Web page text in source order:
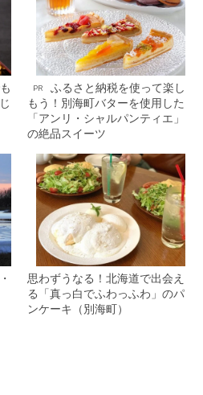
PR
ふるさと納税を使って楽し
もう！別海町バターを使用した
「アンリ・シャルパンティエ」
の絶品スイーツ
思わずうなる！北海道で出会え
る「真っ白でふわっふわ」のパ
ンケーキ（別海町）